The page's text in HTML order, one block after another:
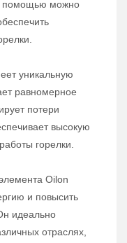
помощью можно
уникальную
равномерное
потери
высокую
горелки.
Oilon
и повысить
идеально
отраслях,